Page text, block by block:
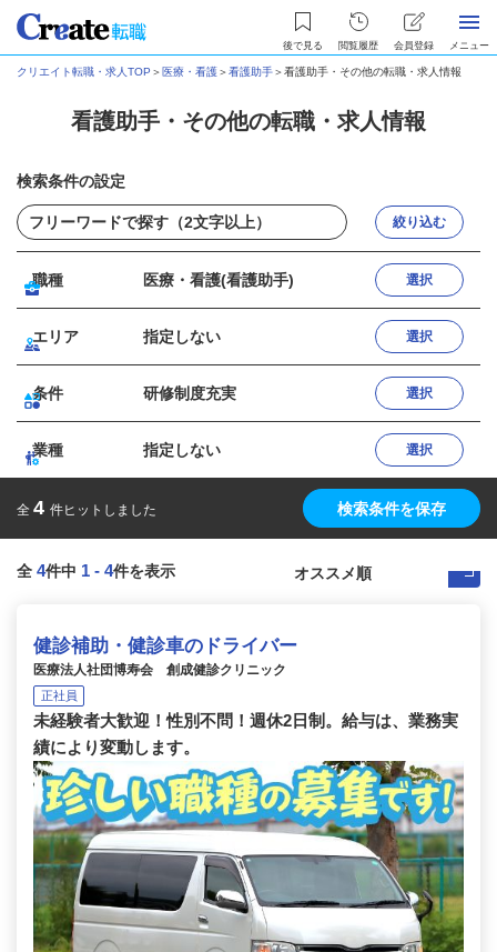
後で見る 閲覧履歴 会員登録 メニュー
クリエイト転職・求人TOP ＞ 医療・看護＞看護助手＞看護助手・その他の転職・求人情報
看護助手・その他の転職・求人情報
検索条件の設定
絞り込む
職種 医療・看護(看護助手) 選択
エリア 指定しない 選択
条件 研修制度充実 選択
業種 指定しない 選択
全 4 件ヒットしました 検索条件を保存
全 4件中 1 - 4件を表示
健診補助・健診車のドライバー
医療法人社団博寿会 創成健診クリニック
正社員
未経験者大歓迎！性別不問！週休2日制。給与は、業務実
績により変動します。